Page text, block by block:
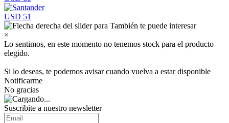
USD 51
×
Lo sentimos, en este momento no tenemos stock para el producto
elegido.
Si lo deseas, te podemos avisar cuando vuelva a estar disponible
Notificarme
No gracias
Suscribite a nuestro newsletter